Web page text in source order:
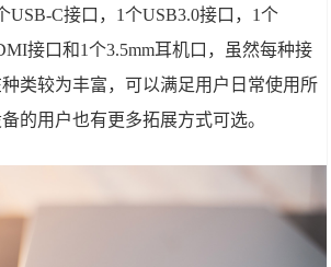
USB-C接口，1个USB3.0接口，1个
接口和1个3.5mm耳机口，虽然每种接
类较为丰富，可以满足用户日常使用所
的用户也有更多拓展方式可选。